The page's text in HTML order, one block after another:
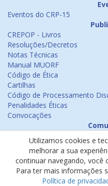
Eventos do CRP-15
CREPOP - Livros
Resoluções/Decretos
Notas Técnicas
Manual MUORF
Código de Ética
Cartilhas
Código de Processamento
Penalidades Éticas
Convocações
Emissão de Certificados
Psicologia na Mídia
Ouvidoria
Política de cookies
Utilizamos cookies e
melhorar a sua
continuar navegando, você
Para ter mais informações
Política de